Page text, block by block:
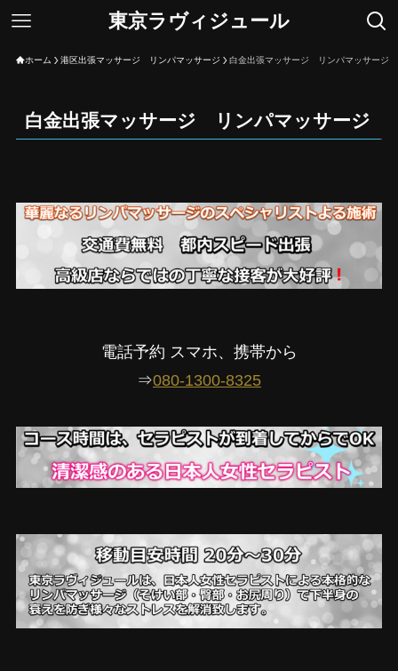
東京ラヴィジュール
ホーム 港区出張マッサージ リンパマッサージ 白金出張マッサージ リンパマッサージ
白金出張マッサージ リンパマッサージ
電話予約 スマホ、携帯から
⇒080-1300-8325